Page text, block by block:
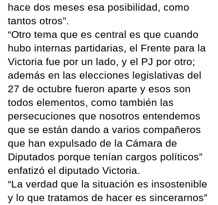
hace dos meses esa posibilidad, como
tantos otros”.
“Otro tema que es central es que cuando
hubo internas partidarias, el Frente para la
Victoria fue por un lado, y el PJ por otro;
además en las elecciones legislativas del
27 de octubre fueron aparte y esos son
todos elementos, como también las
persecuciones que nosotros entendemos
que se están dando a varios compañeros
que han expulsado de la Cámara de
Diputados porque tenían cargos políticos”
enfatizó el diputado Victoria.
“La verdad que la situación es insostenible
y lo que tratamos de hacer es sincerarnos”